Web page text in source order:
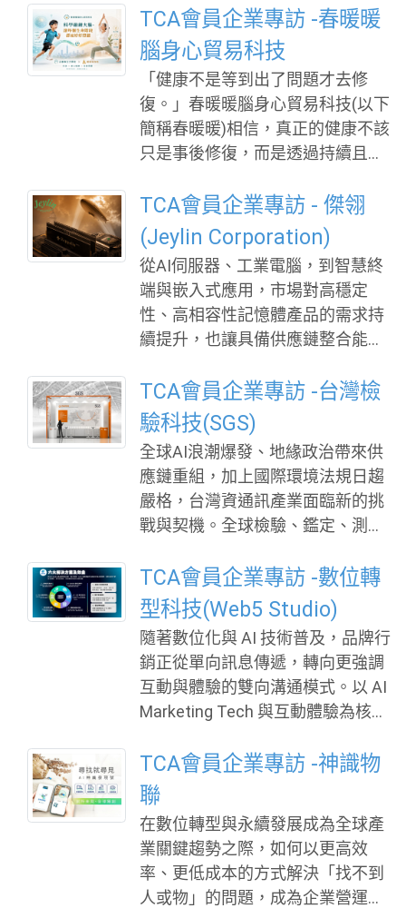
規模的品牌依照發展需求，逐步完
成全通路升級。 為實現全通路營
運，Eleos打造完整的產品生態系，
包括Ka
端小白到黑帶高手》一書的創辦人
李東霖表示，許多中小企業在評估
Google Cloud（GCP）時，最先遇
到的是成本失控、資安風險與人才
不足等問題。「真正困難的不是技
術本身，而是缺乏系統化的學習與
企業往往低估雲端計費的複雜度。
務、缺乏預算警示機制，都可能在
力運用科技解決社會問題，協助政
府機關與非營利組織推動數位轉
型，打造更具效率與韌性的社會服
務體系。 台灣資服科技擁有軟體開
發、數據分析及AI應用三大核心能
力，擅長跨異質平台整合與資料勾
稽技術，協助客戶打破資訊孤島、
公司取得ISO/CNS 27001資訊安全
管理、ISO 27701隱私資訊管理、IS
O/IEC 27017雲端服務資訊安全管
理、ISO/IEC 27018雲端服務個人資
料保護管理的國際認證，以完善的
資安與隱私保護機制，提供穩定可
表示，台灣已是超高齡社會，社福
體系面臨前所未有的挑戰。雖然政
府積極推動
TCA會員企業專訪 -春暖暖
腦身心貿易科技
「健康不是等到出了問題才去修
復。」春暖暖腦身心貿易科技(以下
簡稱春暖暖)相信，真正的健康不該
只是事後修復，而是透過持續且科
生命階段都能維持最佳狀態。基於
「健康需要主動經營」的理念，春
暖暖自成立以來，始終定位為健康
促進的主動介入者，希望透過科學
方法，陪伴每個人在不同年齡階段
建立更好的身心基礎。 秉持這樣
理念，春暖暖目前旗下發展出兩大
供專業服務，共同構築完整的全齡
健康版圖。其中，「永春專注力學
院」聚焦於兒童大腦訓練，主要協
助專注力不足、情緒衝動或經常被
反映「坐不住、停不下來」的孩
子，透過科學化運動訓練與腦波科
與情緒調節能力。 「暖暖瑜伽
塾」則是全台首創專為五十歲以上
熟齡族群打造的瑜伽品牌，以安
全、溫和、有效為原則，
TCA會員企業專訪 - 傑翎
(Jeylin Corporation)
從AI伺服器、工業電腦，到智慧終
端與嵌入式應用，市場對高穩定
性、高相容性記憶體產品的需求持
續提升，也讓具備供應鏈整合能力
際市場中扮演更加關鍵的角色。深
耕記憶體產業超過30年的傑翎(Jeyl
in Corporation)，擁有完整的產品
與服務體系，產品線涵蓋多元記憶
體模組應用，可依據不同客戶需
求，提供兼顧效能、穩定性與應用
彈性的產品方案，在這波產業趨勢
快速的市場環境，傑翎憑藉「整體
解決方案」的服務能力，從品質、
價格與服務三大面向建立差異化優
勢，協助客戶在競爭激烈的市場中
提升整體競爭力。 不僅選用國際主
流顆粒來源，且透過多道測試與檢
性上的表現。傑翎表示，完整製程
控管與品質驗證機制，能降低客戶
在使用端的潛在風險，同時進一步
提升產品在長時間運作環境下的可
靠
TCA會員企業專訪 -台灣檢
驗科技(SGS)
全球AI浪潮爆發、地緣政治帶來供
應鏈重組，加上國際環境法規日趨
嚴格，台灣資通訊產業面臨新的挑
戰與契機。全球檢驗、鑑定、測試
驗科技）正以「IMPACT NOW」與
「DIGITAL TRUST」雙軸策略，成
為台灣科技產業鏈邁向國際市場的
重要助力。 作為全球最大的測試、
檢驗與驗證機構之一，SGS在新
北、台中、台南、高雄等地設有超
過50座實驗室，形成完整的北中南
提供「全球資源、在地化服務」的
檢測支援。 許多人對SGS的印象是
關於食品安全,例如蘇丹紅、瘦肉精
檢驗等民生消費議題，事實上，SG
S更深度參與 一般民眾較少接觸、
卻攸關全球科技產業競爭力的核心
TCA會員企業專訪 -數位轉
型科技(Web5 Studio)
隨著數位化與 AI 技術普及，品牌行
銷正從單向訊息傳遞，轉向更強調
互動與體驗的雙向溝通模式。以 AI
Marketing Tech 與互動體驗為核心
過創新技術與設計思維，協助企業
打造兼具「參與、追蹤與轉換」的
整合型互動行銷模式，為品牌溝通
創造更高價值。 Web5 Studio 指
出，在資訊高度競爭的時代，品牌
若僅停留在曝光與點擊，已難以有
效觸動消費者。如何讓使用者願意
TCA會員企業專訪 -神識物
聯
在數位轉型與永續發展成為全球產
業關鍵趨勢之際，如何以更高效
率、更低成本的方式解決「找不到
人或物」的問題，成為企業營運的